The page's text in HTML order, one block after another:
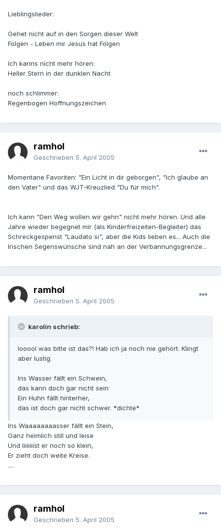
Lieblingslieder:
Gehet nicht auf in den Sorgen dieser Welt
Folgen - Leben mir Jesus hat Folgen
Ich kanns nicht mehr hören:
Heller Stern in der dunklen Nacht
noch schlimmer:
Regenbogen Hoffnungszeichen
ramhol
Geschrieben 5. April 2005
Momentane Favoriten: "Ein Licht in dir geborgen", "Ich glaube an
den Vater" und das WJT-Kreuzlied "Du für mich".
Ich kann "Den Weg wollen wir gehn" nicht mehr hören. Und alle
Jahre wieder begegnet mir (als Kinderfreizeiten-Begleiter) das
Schreckgespenst "Laudato si", aber die Kids lieben es... Auch die
Irischen Segenswünsche sind nah an der Verbannungsgrenze...
ramhol
Geschrieben 5. April 2005
karolin schrieb:
looool was bitte ist das?! Hab ich ja noch nie gehört. Klingt
aber lustig.
Ins Wasser fällt ein Schwein,
das kann doch gar nicht sein
Ein Huhn fällt hinterher,
das ist doch gar nicht schwer. *dichte*
Ins Waaaaaaaasser fällt ein Stein,
Ganz heimlich still und leise
Und Iiiiiiiist er noch so klein,
Er zieht doch weite Kreise.
....
ramhol
Geschrieben 5. April 2005